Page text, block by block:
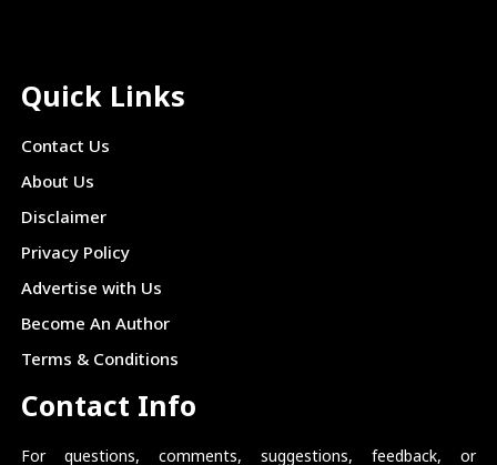
Quick Links
Contact Us
About Us
Disclaimer
Privacy Policy
Advertise with Us
Become An Author
Terms & Conditions
Contact Info
For questions, comments, suggestions, feedback, or